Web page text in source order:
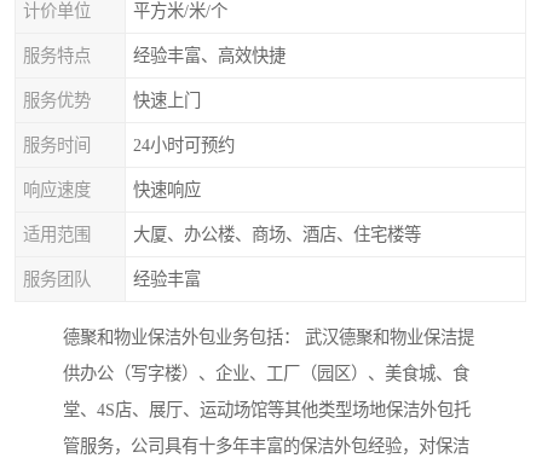
计价单位 平方米/米/个
服务特点 经验丰富、高效快捷
服务优势 快速上门
服务时间 24小时可预约
响应速度 快速响应
适用范围 大厦、办公楼、商场、酒店、住宅楼等
服务团队 经验丰富
德聚和物业保洁外包业务包括： 武汉德聚和物业保洁提
供办公（写字楼）、企业、工厂（园区）、美食城、食
堂、4S店、展厅、运动场馆等其他类型场地保洁外包托
管服务，公司具有十多年丰富的保洁外包经验，对保洁